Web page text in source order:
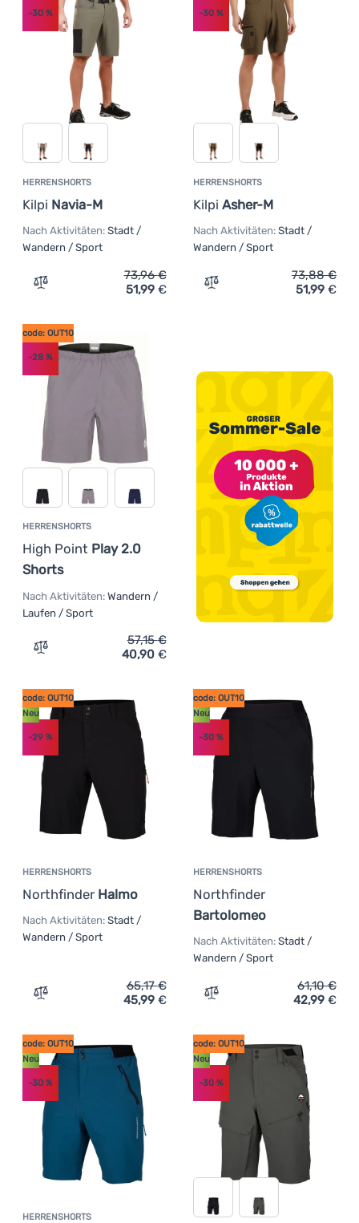
HERRENSHORTS
Kilpi Navia-M
-30 %
Nach Aktivitäten: Stadt /
Wandern / Sport
Zum Vergleich 'Herrenshorts Kilpi Navia-M' hinzufügen
73,96€
51,99 €
HERRENSHORTS
Kilpi Asher-M
-30%
Nach Aktivitäten: Stadt /
Wandern / Sport
Zum Vergleich
73,88€
51,99 €
HERRENSHORTS
High Point Play 2.0
Shorts
code: OUT10
-28 %
Nach Aktivitäten: Wandern /
Laufen / Sport
Zum Vergleich 'Herrenshorts High Point Play 2.0
57,15€
40,90 €
HERRENSHORTS
Northfinder Halmo
code: OUT10
Neu
-29 %
Nach Aktivitäten: Stadt /
Wandern / Sport
Zum Vergleich 'Herrenshorts Northfinder Halmo'
65,17€
45,99 €
HERRENSHORTS
Northfinder
Bartolomeo
code: OUT10
Neu
-30%
Nach Aktivitäten: Stadt /
Wandern / Sport
Zum Vergleich
61,10€
42,99 €
HERRENSHORTS
code: OUT10
Neu
-30 %
code: OUT10
Neu
-30%